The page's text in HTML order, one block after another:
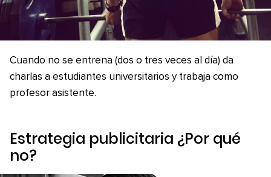
Cuando no se entrena (dos o tres veces al día) da
charlas a estudiantes universitarios y trabaja como
profesor asistente.
Estrategia publicitaria ¿Por qué
no?